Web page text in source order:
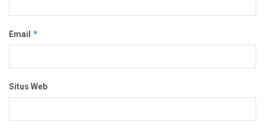
Email *
Situs Web